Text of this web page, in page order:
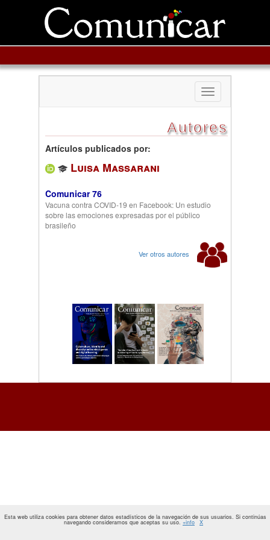
Toggle
navigation
Autores
Artículos publicados por:
Luisa Massarani
Comunicar 76
Vacuna contra COVID-19 en Facebook: Un estudio
sobre las emociones expresadas por el público
brasileño
Ver otros autores
Esta web utiliza cookies para obtener datos estadísticos de la navegación de sus usuarios. Si continúas
navegando consideramos que aceptas su uso. +info X